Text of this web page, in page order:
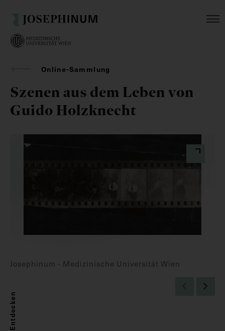
Online-Sammlung
Szenen aus dem Leben von
Guido Holzknecht
Josephinum - Medizinische Universität Wien
Entdecken